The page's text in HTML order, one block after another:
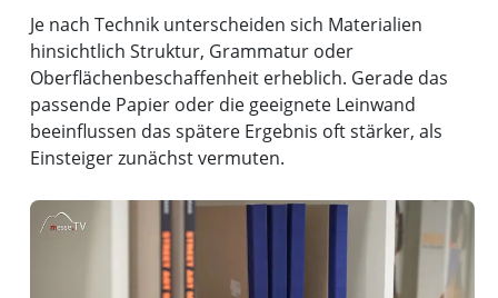
Je nach Technik unterscheiden sich Materialien
hinsichtlich Struktur, Grammatur oder
Oberflächenbeschaffenheit erheblich. Gerade das
passende Papier oder die geeignete Leinwand
beeinflussen das spätere Ergebnis oft stärker, als
Einsteiger zunächst vermuten.